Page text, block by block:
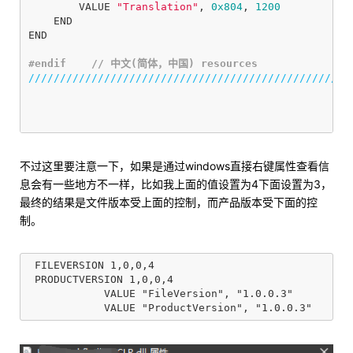
VALUE
"Translation" , 0x804 ,
1200
END
END
不过这里要注意一下，如果是通过windows直接右键属性查看信
息会有一些地方不一样，比如我上面的值设置为4下面设置为3，
最终的结果是文件版本受上面的控制，而产品版本受下面的控
制。
FILEVERSION 1,0,0,4
PRODUCTVERSION 1,0,0,4
            VALUE "FileVersion", "1.0.0.3"